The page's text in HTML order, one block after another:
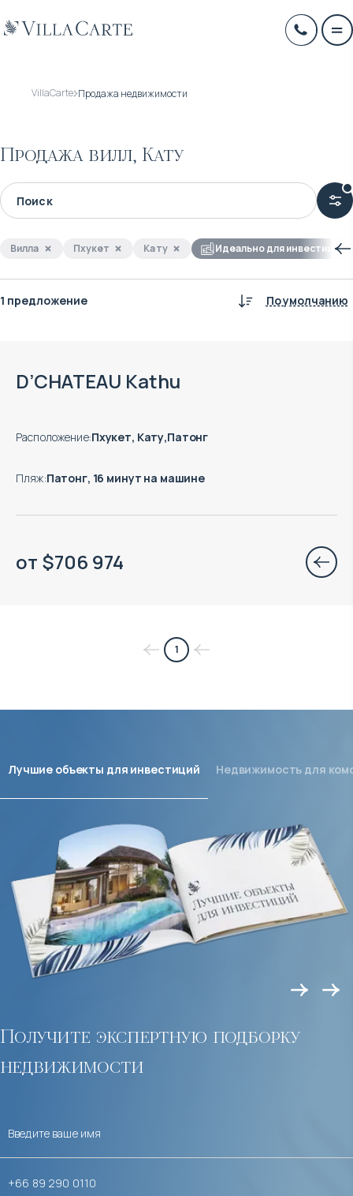
VillaCarte Продажа недвижимости
Продажа вилл, Кату
Вилла Пхукет Кату Идеально для инвестиций
1 предложение По умолчанию
D’CHATEAU Kathu
Расположение:Пхукет, Кату,Патонг
Пляж:Патонг, 16 минут на машине
от $706 974
1
Получите экспертную подборку
недвижимости
Лучшие объекты для инвестиций Недвижимость для